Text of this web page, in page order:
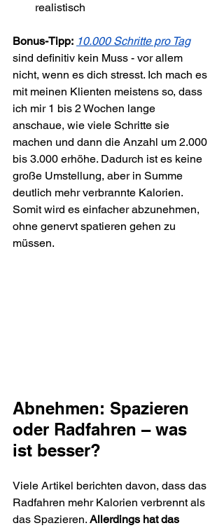
realistisch
Bonus-Tipp: 10.000 Schritte pro Tag
sind definitiv kein Muss - vor allem
nicht, wenn es dich stresst. Ich mach es
mit meinen Klienten meistens so, dass
ich mir 1 bis 2 Wochen lange
anschaue, wie viele Schritte sie
machen und dann die Anzahl um 2.000
bis 3.000 erhöhe. Dadurch ist es keine
große Umstellung, aber in Summe
deutlich mehr verbrannte Kalorien.
Somit wird es einfacher abzunehmen,
ohne genervt spatieren gehen zu
müssen.
Abnehmen: Spazieren
oder Radfahren – was
ist besser?
Viele Artikel berichten davon, dass das
Radfahren mehr Kalorien verbrennt als
das Spazieren. Allerdings hat das